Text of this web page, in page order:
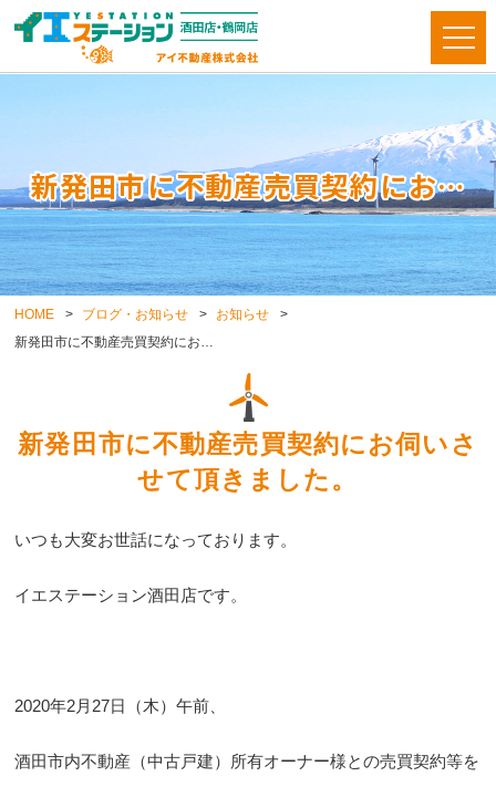
新発田市に不動産売買契約にお…
HOME ブログ・お知らせ
お知らせ
新発田市に不動産売買契約にお…
新発田市に不動産売買契約にお伺いさ
せて頂きました。
いつも大変お世話になっております。
イエステーション酒田店です。
2020年2月27日（木）午前、
酒田市内不動産（中古戸建）所有オーナー様との売買契約等を